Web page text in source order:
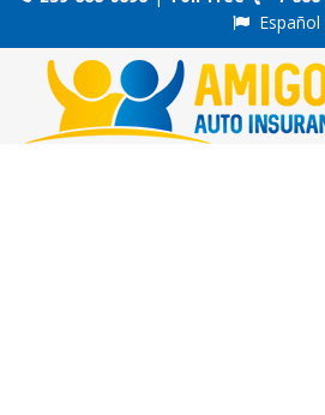
Español